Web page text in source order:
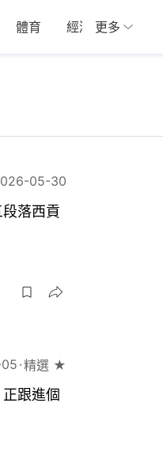
體育 經濟 01深圳
更多
05-30
落西貢
精選 ★
跟進個